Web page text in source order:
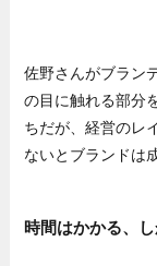
佐野さんがブラン
の目に触れる部分
ちだが、経営のレ
ないとブランドは
時間はかかる、